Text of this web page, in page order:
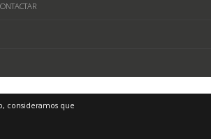
consideramos que